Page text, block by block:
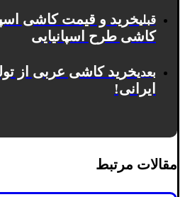
قبلیخرید و قیمت کاشی
کاشی طرح اسپانیایی
بعدیخرید کاشی عربی از
ایرانی!
مقالات مرتبط